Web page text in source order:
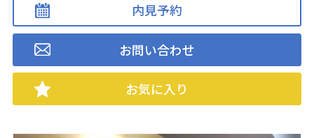
内見予約
お問い合わせ
お気に入り